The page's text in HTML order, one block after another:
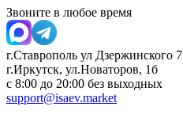
Звоните в любое время
г.Ставрополь ул Дзержинского 7
г.Иркутск, ул.Новаторов, 1б
с 8:00 до 20:00 без выходных
support@isaev.market